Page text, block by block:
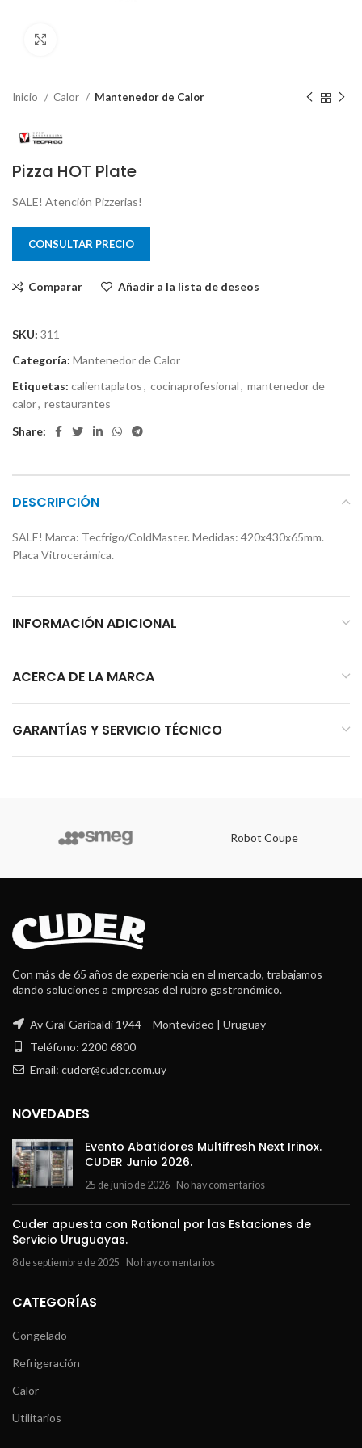
Inicio Calor Mantenedor de Calor
Pizza HOT Plate
SALE! Atención Pizzerias!
CONSULTAR PRECIO
Comparar Añadir a la lista de deseos
SKU: 311
Categoría: Mantenedor de Calor
Etiquetas: calientaplatos, cocinaprofesional, mantenedor de
calor, restaurantes
Share:
DESCRIPCIÓN
SALE! Marca: Tecfrigo/ColdMaster. Medidas: 420x430x65mm.
Placa Vitrocerámica.
INFORMACIÓN ADICIONAL
ACERCA DE LA MARCA
GARANTÍAS Y SERVICIO TÉCNICO
Robot Coupe
Con más de 65 años de experiencia en el mercado, trabajamos
dando soluciones a empresas del rubro gastronómico.
Av Gral Garibaldi 1944 – Montevideo | Uruguay
Teléfono: 2200 6800
Email: cuder@cuder.com.uy
NOVEDADES
Evento Abatidores Multifresh Next Irinox.
CUDER Junio 2026.
25 de junio de 2026 No hay comentarios
Cuder apuesta con Rational por las Estaciones de
Servicio Uruguayas.
8 de septiembre de 2025 No hay comentarios
CATEGORÍAS
Congelado
Refrigeración
Calor
Utilitarios